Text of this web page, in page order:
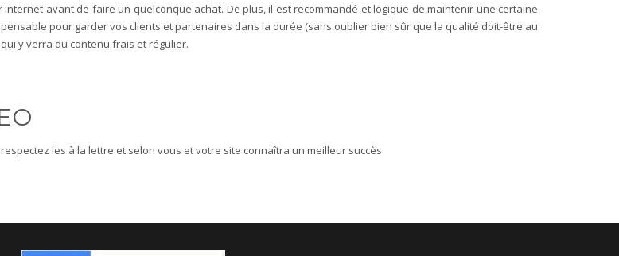
avant de faire un quelconque achat. De plus, il est recommandé et logique de maintenir une certaine
pour garder vos clients et partenaires dans la durée (sans oublier bien sûr que la qualité doit-être au
qui y verra du contenu frais et régulier.
les à la lettre et selon vous et votre site connaîtra un meilleur succès.